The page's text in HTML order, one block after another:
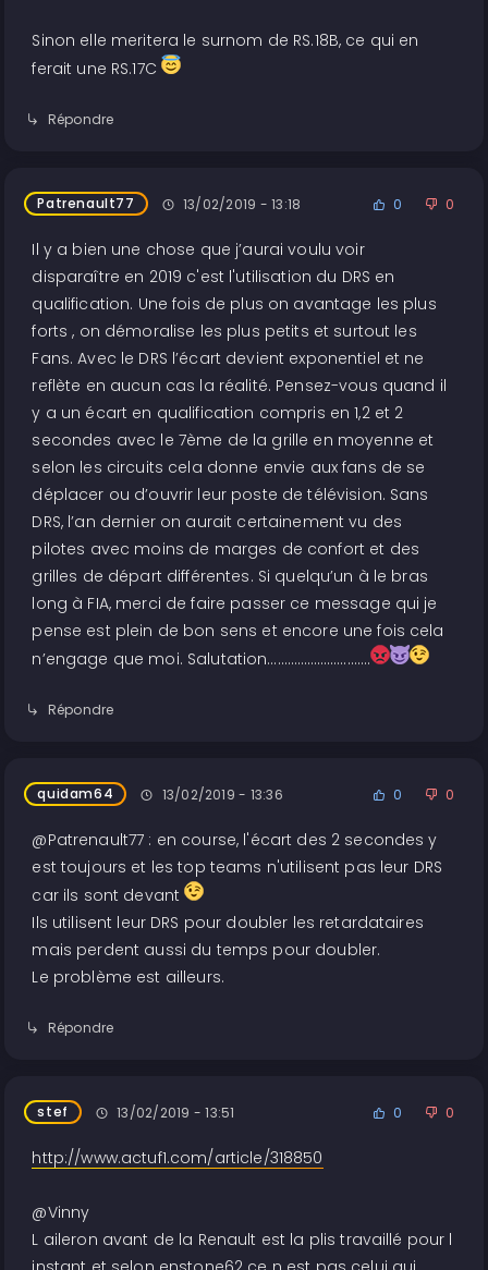
Sinon elle meritera le surnom de RS.18B, ce qui en
ferait une RS.17C
Répondre
Patrenault77 13/02/2019 - 13:18 0 0
Il y a bien une chose que j’aurai voulu voir
disparaître en 2019 c'est l'utilisation du DRS en
qualification. Une fois de plus on avantage les plus
forts , on démoralise les plus petits et surtout les
Fans. Avec le DRS l’écart devient exponentiel et ne
reflète en aucun cas la réalité. Pensez-vous quand il
y a un écart en qualification compris en 1,2 et 2
secondes avec le 7ème de la grille en moyenne et
selon les circuits cela donne envie aux fans de se
déplacer ou d’ouvrir leur poste de télévision. Sans
DRS, l’an dernier on aurait certainement vu des
pilotes avec moins de marges de confort et des
grilles de départ différentes. Si quelqu’un à le bras
long à FIA, merci de faire passer ce message qui je
pense est plein de bon sens et encore une fois cela
n’engage que moi. Salutation………………………….
Répondre
quidam64 13/02/2019 - 13:36 0 0
@Patrenault77 : en course, l'écart des 2 secondes y
est toujours et les top teams n'utilisent pas leur DRS
car ils sont devant
Ils utilisent leur DRS pour doubler les retardataires
mais perdent aussi du temps pour doubler.
Le problème est ailleurs.
Répondre
stef 13/02/2019 - 13:51 0 0
http://www.actuf1.com/article/318850
@Vinny
L aileron avant de la Renault est la plis travaillé pour l